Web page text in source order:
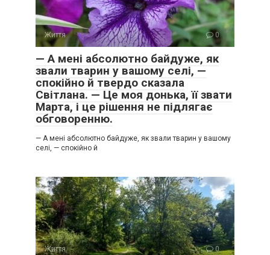
Життя 0
— А мені абсолютно байдуже, як
звали тварин у вашому селі, —
спокійно й твердо сказала
Світлана. — Це моя донька, її звати
Марта, і це рішення не підлягає
обговоренню.
— А мені абсолютно байдуже, як звали тварин у вашому
селі, — спокійно й
Життя 0